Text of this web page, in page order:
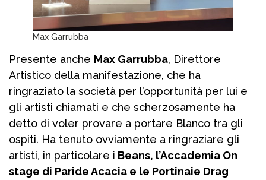
Max Garrubba
Presente anche Max Garrubba, Direttore
Artistico della manifestazione, che ha
ringraziato la società per l’opportunità per lui e
gli artisti chiamati e che scherzosamente ha
detto di voler provare a portare Blanco tra gli
ospiti. Ha tenuto ovviamente a ringraziare gli
artisti, in particolare i Beans, l’Accademia On
stage di Paride Acacia e le Portinaie Drag